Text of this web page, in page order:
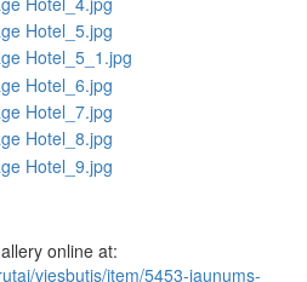
online at:
viesbutis/item/5453-jaunums-